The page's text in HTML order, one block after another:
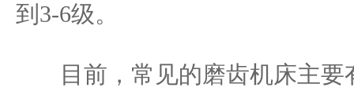
到3-6级。
目前，常见的磨齿机床主要